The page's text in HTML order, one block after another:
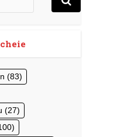
(83)
(27)